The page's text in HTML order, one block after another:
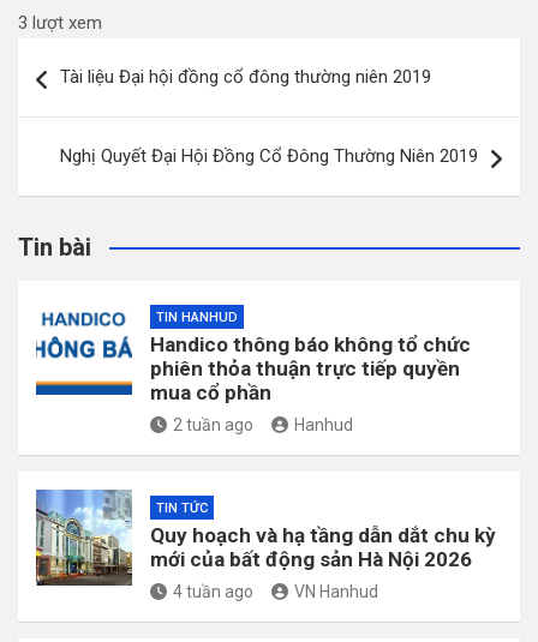
3 lượt xem
hướng
viết
Tài liệu Đại hội đồng cổ đông thường niên 2019
Nghị Quyết Đại Hội Đồng Cổ Đông Thường Niên 2019
Tin bài
TIN HANHUD
Handico thông báo không tổ chức
phiên thỏa thuận trực tiếp quyền
mua cổ phần
2 tuần ago Hanhud
TIN TỨC
Quy hoạch và hạ tầng dẫn dắt chu kỳ
mới của bất động sản Hà Nội 2026
4 tuần ago VN Hanhud